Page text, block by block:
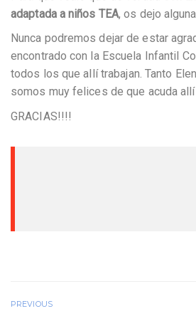
adaptada a niños TEA, os dejo
Nunca podremos dejar de estar
encontrado con la Escuela Infantil
todos los que allí trabajan. Tanto
somos muy felices de que acuda allí
GRACIAS!!!!
PREVIOUS